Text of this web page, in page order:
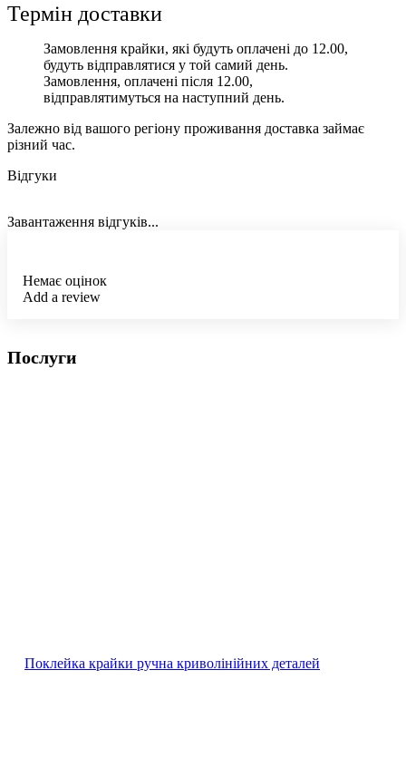
Термін доставки
Замовлення крайки, які будуть оплачені до 12.00,
будуть відправлятися у той самий день.
Замовлення, оплачені після 12.00,
відправлятимуться на наступний день.
Залежно від вашого регіону проживання доставка займає
різний час.
Відгуки
Завантаження відгуків...
Немає оцінок
Add a review
Послуги
Поклейка крайки ручна криволінійних деталей